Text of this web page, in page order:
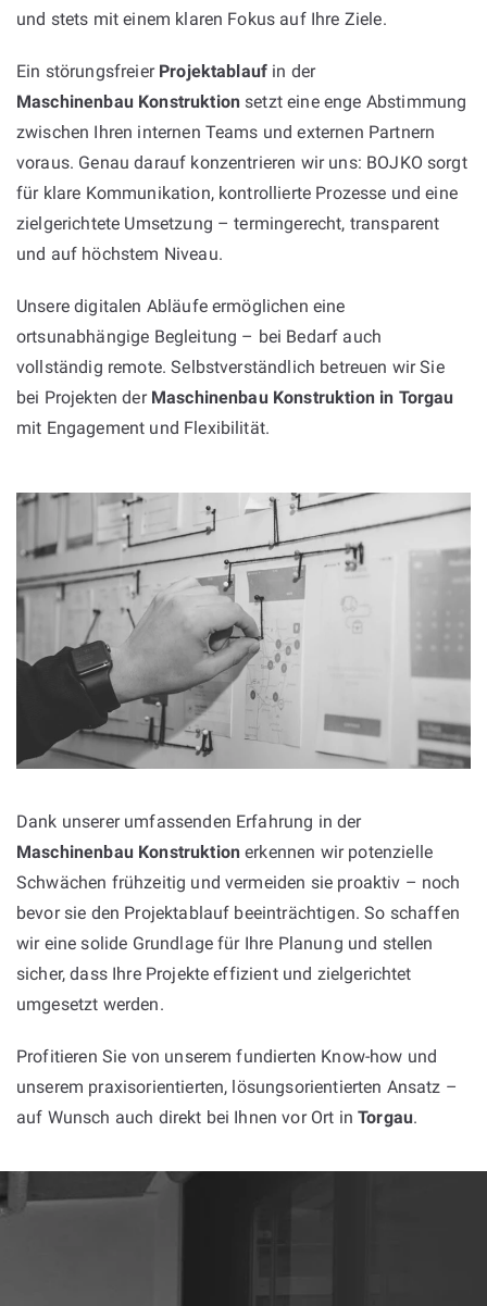
und stets mit einem klaren Fokus auf Ihre Ziele.
Ein störungsfreier Projektablauf in der
Maschinenbau Konstruktion setzt eine enge Abstimmung
zwischen Ihren internen Teams und externen Partnern
voraus. Genau darauf konzentrieren wir uns: BOJKO sorgt
für klare Kommunikation, kontrollierte Prozesse und eine
zielgerichtete Umsetzung – termingerecht, transparent
und auf höchstem Niveau.
Unsere digitalen Abläufe ermöglichen eine
ortsunabhängige Begleitung – bei Bedarf auch
vollständig remote. Selbstverständlich betreuen wir Sie
bei Projekten der Maschinenbau Konstruktion in Torgau
mit Engagement und Flexibilität.
Dank unserer umfassenden Erfahrung in der
Maschinenbau Konstruktion erkennen wir potenzielle
Schwächen frühzeitig und vermeiden sie proaktiv – noch
bevor sie den Projektablauf beeinträchtigen. So schaffen
wir eine solide Grundlage für Ihre Planung und stellen
sicher, dass Ihre Projekte effizient und zielgerichtet
umgesetzt werden.
Profitieren Sie von unserem fundierten Know-how und
unserem praxisorientierten, lösungsorientierten Ansatz –
auf Wunsch auch direkt bei Ihnen vor Ort inTorgau.